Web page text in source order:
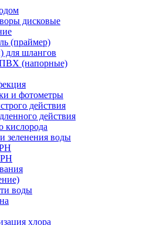
дисковые
(праймер)
для шлангов
(напорные)
и фотометры
действия
действия
кислорода
зеленения воды
воды
хлора